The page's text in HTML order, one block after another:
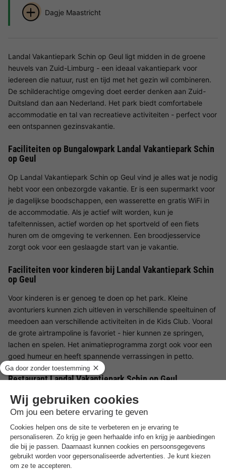
Dagje Maastricht
Landal Vakantiepark Schin op Geul ligt midden in de groene
heuvels van Zuid-Limburg - een ideaal vakantiepark voor
iedereen die natuur, rust en tijd met het gezin wil combineren.
De schilderachtige omgeving doet eerder denken aan Zuid-
Duitsland dan aan Nederland. Het park biedt comfortabele
accommodatie en tal van recreatieve activiteiten - perfect voor
een ontspannen gezinsvakantie.
Faciliteiten op Bungalowpark Landal Vakantiepark Schin
op Geul
Op Landal Vakantiepark Schin op Geul vind je alles wat je nodig
hebt voor een onbezorgde vakantie. Er is een supermarkt voor
je dagelijkse boodschappen, een wasserette en gratis WiFi in
de accommodatie. Als je actief wilt worden, kun je
tafeltennissen, actief worden op het sportveld of een fiets
huren om de omgeving te verkennen. Een broodjesservice
zorgt ook voor een geslaagde start van je vakantie.
Faciliteiten voor kinderen bij Landal Vakantiepark Schin
op Geul
Voor kinderen is er genoeg te doen op het park. Kleine
avonturiers kunnen zich uitleven in verschillende speeltuinen of
meedoen aan verschillende activiteiten in de Kids Club. Vooral
de grote airtrampoline is favoriet - hier kunnen ze springen,
lachen en spelen. Het animatieprogramma zorgt ook voor een
goed humeur en heeft spannende verrassingen in petto.
Restaurant Landal Vakantiepark Schin op Geul
Honger na een actieve dag? Geen probleem! In het
parkrestaurant kun je gezellig met het hele gezin eten. Of het
je een keur aan gerechten voor jong en oud. De snackbar biedt
een praktisch alternatief als je tussendoor trek hebt.
Omgeving van Landal Vakantiepark Schin op Geul